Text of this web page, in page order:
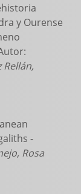
y Ourense
Rellán,
-
Rosa